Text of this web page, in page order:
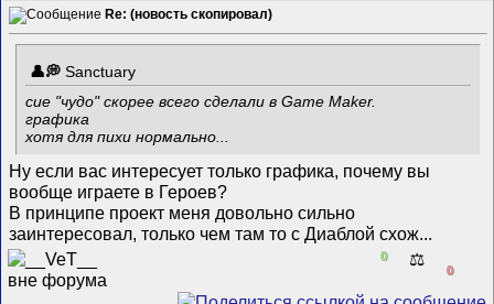
Re: (новость скопировал)
Sanctuary
сие "чудо" скорее всего сделали в Game Maker.
графика
хотя для пихи нормально...
Ну если вас интересует только графика, почему вы
вообще играете в Героев?
В принципе проект меня довольно сильно
заинтересовал, только чем там то с Диаблой схож...
0 ⚖️
0